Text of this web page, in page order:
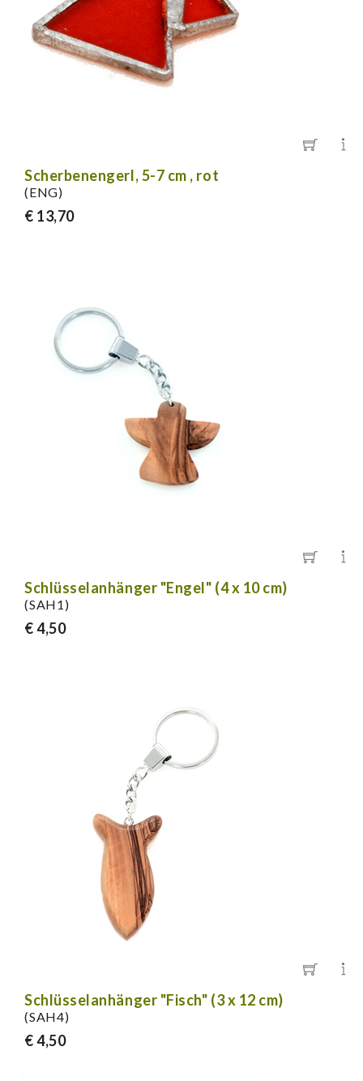
Scherbenengerl, 5-7 cm , rot
(ENG)
€ 13,70
Schlüsselanhänger "Engel" (4 x 10 cm)
(SAH1)
€ 4,50
Schlüsselanhänger "Fisch" (3 x 12 cm)
(SAH4)
€ 4,50